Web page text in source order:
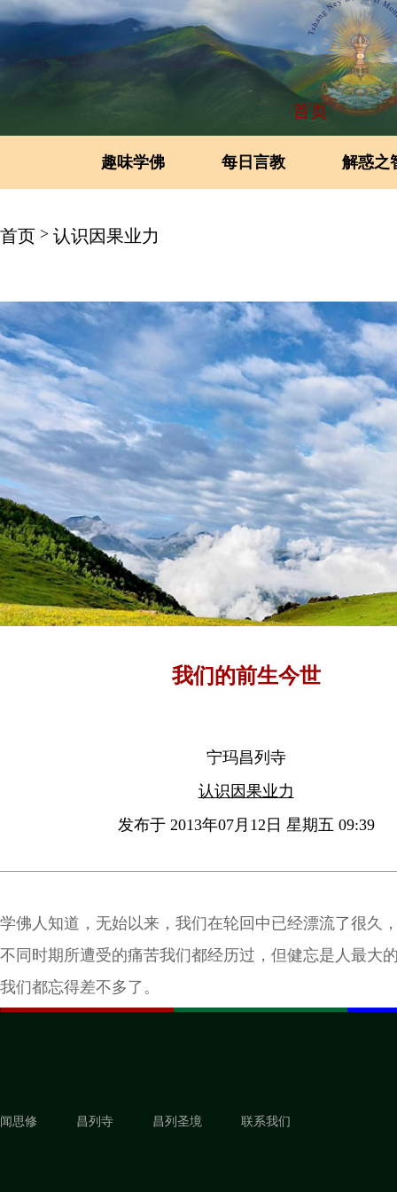
首页
趣味学佛 每日言教 解惑之
首页 > 认识因果业力
我们的前生今世
宁玛昌列寺
认识因果业力
发布于 2013年07月12日 星期五 09:39
学佛人知道，无始以来，我们在轮回中已经漂流了很久
不同时期所遭受的痛苦我们都经历过，但健忘是人最大
我们都忘得差不多了。
闻思修 昌列寺 昌列圣境 联系我们